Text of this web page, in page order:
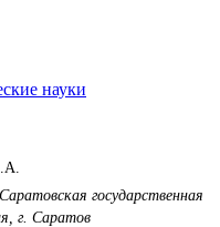
науки
Саратовская государственная
г. Саратов